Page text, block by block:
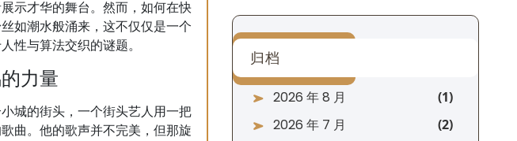
示才华的舞台。然而，如何在快
如潮水般涌来，这不仅仅是一个
性与算法交织的谜题。
力量
城的街头，一个街头艺人用一把
曲。他的歌声并不完美，但那旋
归档
2026 年 8 月
2026 年 7 月